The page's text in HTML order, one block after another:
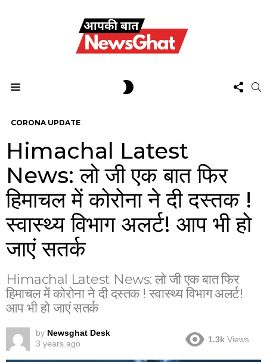
US
CORONA UPDATE
Himachal Latest
News: लो जी एक बात फिर
हिमाचल में कोरोना ने दी दस्तक !
स्वास्थ्य विभाग अलर्ट! आप भी हो
जाएं सतर्क
Himachal Latest News: लो जी एक बात फिर
हिमाचल में कोरोना ने दी दस्तक ! स्वास्थ्य विभाग अलर्ट!
आप भी हो जाएं सतर्क
by Newsghat Desk
3 years ago
1.3k Views